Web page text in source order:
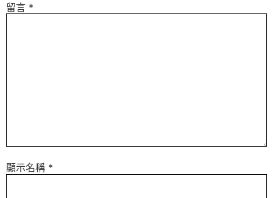
留言 *
顯示名稱 *